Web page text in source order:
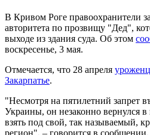
В Кривом Роге правоохранители
авторитета по прозвищу "Дед",
выходе из здания суда. Об этом
воскресенье, 3 мая.
Отмечается, что 28 апреля
Закарпатье.
"Несмотря на пятилетний запрет
Украины, он незаконно вернулся
взять под свой, так называемый,
регион", – говорится в сообщении.